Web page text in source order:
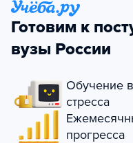
Готовим к
вузы России
Обучение
стресса
прогресса